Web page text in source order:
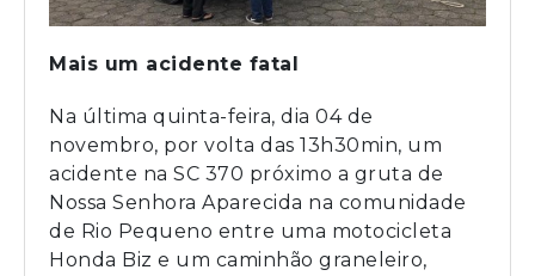
Mais um acidente fatal
Na última quinta-feira, dia 04 de
novembro, por volta das 13h30min, um
acidente na SC 370 próximo a gruta de
Nossa Senhora Aparecida na comunidade
de Rio Pequeno entre uma motocicleta
Honda Biz e um caminhão graneleiro,